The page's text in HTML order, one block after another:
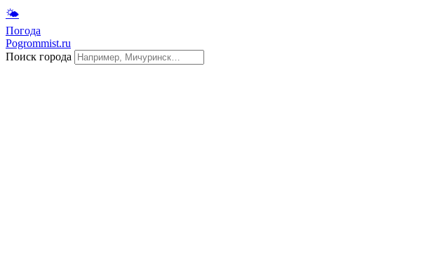
🌤
Погода
Pogrommist.ru
Поиск города